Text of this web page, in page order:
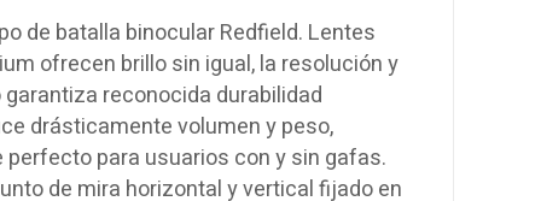
de batalla binocular Redfield. Lentes
ofrecen brillo sin igual, la resolución y
reconocida durabilidad
drásticamente volumen y peso,
para usuarios con y sin gafas.
de mira horizontal y vertical fijado en